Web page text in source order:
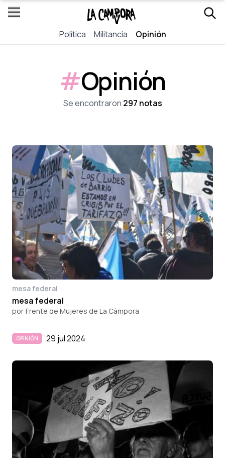
Política Militancia Opinión
#Opinión
Se encontraron 297 notas
mesa federal
mesa federal
por Frente de Mujeres de La Cámpora
OPINIÓN 29 jul 2024